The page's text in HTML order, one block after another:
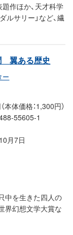
作ほか、天才科学
サリー」など、繊
翼ある歴史
ー
本体価格：1,300円）
55605-1
月7日
中を生きた四人の
界幻想文学大賞な